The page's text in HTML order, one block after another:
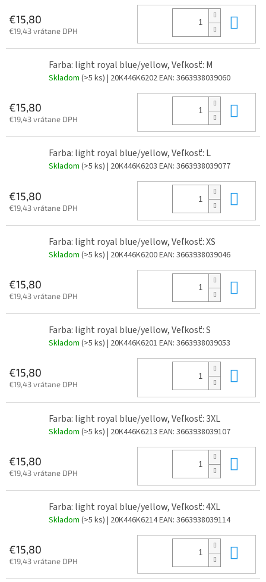
€15,80
€19,43 vrátane DPH
Farba: light royal blue/yellow, Veľkosť: M
Skladom (>5 ks) | 20K446K6202EAN: 3663938039060
€15,80
€19,43 vrátane DPH
Farba: light royal blue/yellow, Veľkosť: L
Skladom (>5 ks) | 20K446K6203 EAN: 3663938039077
€15,80
€19,43 vrátane DPH
Farba: light royal blue/yellow, Veľkosť: XS
Skladom (>5 ks) | 20K446K6200EAN: 3663938039046
€15,80
€19,43 vrátane DPH
Farba: light royal blue/yellow, Veľkosť: S
Skladom (>5 ks) | 20K446K6201 EAN: 3663938039053
€15,80
€19,43 vrátane DPH
Farba: light royal blue/yellow, Veľkosť: 3XL
Skladom (>5 ks) | 20K446K6213 EAN: 3663938039107
€15,80
€19,43 vrátane DPH
Farba: light royal blue/yellow, Veľkosť: 4XL
Skladom (>5 ks) | 20K446K6214EAN: 3663938039114
€15,80
€19,43 vrátane DPH